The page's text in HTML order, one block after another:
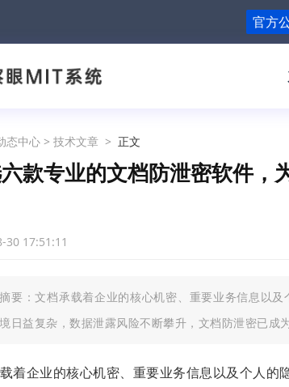
官方
态中心 > 技术文章 > 正文
款专业的文档防泄密软件，
30 17:51:11
要：文档承载着企业的核心机密、重要业务信息以
日益复杂，数据泄露风险不断攀升，文档防泄密已成
着企业的核心机密、重要业务信息以及个人的